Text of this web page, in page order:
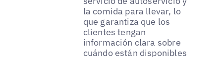
la comida para llevar, lo
que garantiza que los
clientes tengan
información clara sobre
cuándo están disponibles